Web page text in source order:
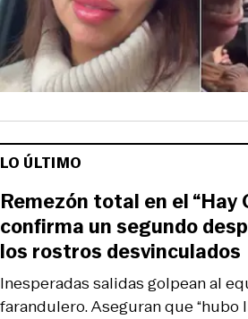
LO ÚLTIMO
Inesperadas salidas golpean al
farandulero. Aseguran que “hubo
Remezón total en el “Hay
confirma un segundo
los rostros desvinculados